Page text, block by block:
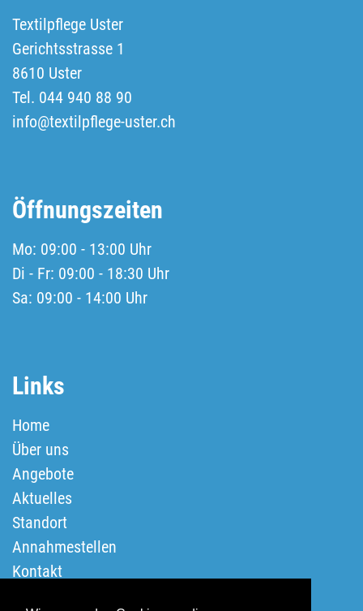
Textilpflege Uster
Gerichtsstrasse 1
8610 Uster
Tel. 044 940 88 90
info@textilpflege-uster.ch
Öffnungszeiten
Mo: 09:00 - 13:00 Uhr
Di - Fr: 09:00 - 18:30 Uhr
Sa: 09:00 - 14:00 Uhr
Links
Home
Über uns
Angebote
Aktuelles
Standort
Annahmestellen
Kontakt